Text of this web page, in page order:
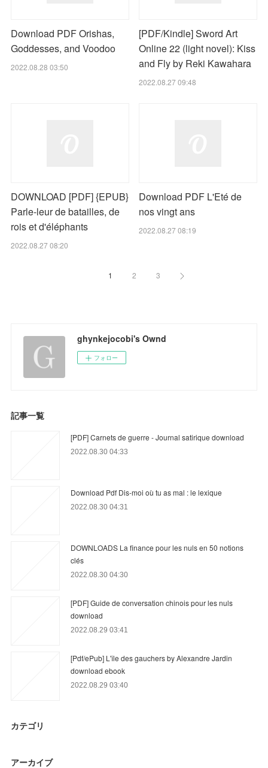
Download PDF Orishas,
Goddesses, and Voodoo
2022.08.28 03:50
[PDF/Kindle] Sword Art
Online 22 (light novel): Kiss
and Fly by Reki Kawahara
2022.08.27 09:48
DOWNLOAD [PDF] {EPUB}
Parle-leur de batailles, de
rois et d'éléphants
2022.08.27 08:20
Download PDF L'Eté de
nos vingt ans
2022.08.27 08:19
1 2 3
ghynkejocobi's Ownd
フォロー
記事一覧
[PDF] Carnets de guerre - Journal satirique download
2022.08.30 04:33
Download Pdf Dis-moi où tu as mal : le lexique
2022.08.30 04:31
DOWNLOADS La finance pour les nuls en 50 notions
clés
2022.08.30 04:30
[PDF] Guide de conversation chinois pour les nuls
download
2022.08.29 03:41
[Pdf/ePub] L'île des gauchers by Alexandre Jardin
download ebook
2022.08.29 03:40
カテゴリ
アーカイブ